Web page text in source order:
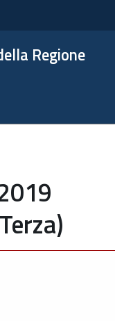
Regione